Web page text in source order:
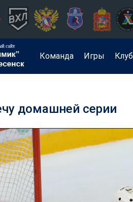
Команда Игры Клуб
домашней серии